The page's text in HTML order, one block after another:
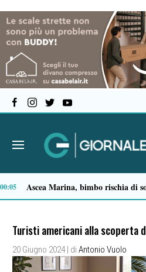
Ascea, Pietro D’Angiolillo: «La nuova giunta guarda al futuro, con gli occhi del passato» 13:11
Turisti americani alla scoperta
20 Giugno 2024 | di Antonio Vuolo